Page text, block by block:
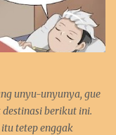
unyu-unyunya, gue
berikut ini.
tetep enggak